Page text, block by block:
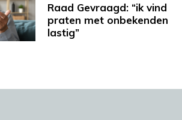
Raad Gevraagd: “ik vind
praten met onbekenden
lastig”